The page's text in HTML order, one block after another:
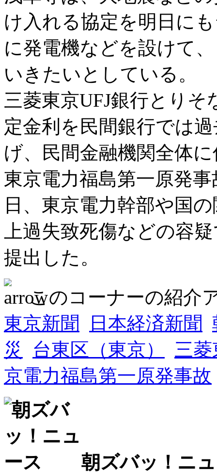
け入れる協定を明日に
に発電機などを設けて
いきたいとしている。
三菱東京UFJ銀行とり
定金利を民間銀行では
げ、民間金融機関全体
東京電力福島第一原発
日、東京電力幹部や国
上過失致死傷などの容
提出した。
このコーナーの紹介
東京新聞
日本経済新聞
災
台東区（東京）
三
京電力福島第一原発事故
朝ズバッ！ニ